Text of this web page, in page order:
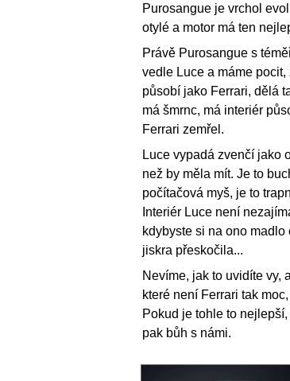
Purosangue je vrchol
otylé a motor má ten
Právě Purosangue s
vedle Luce a máme
působí jako Ferrari, dělá
má šmrnc, má interiér
Ferrari zemřel.
Luce vypadá zvenčí jako
než by měla mít. Je to
počítačová myš, je to
Interiér Luce není
kdybyste si na ono
jiskra přeskočila...
Nevíme, jak to uvidíte vy,
které není Ferrari tak
Pokud je tohle to
pak bůh s námi.